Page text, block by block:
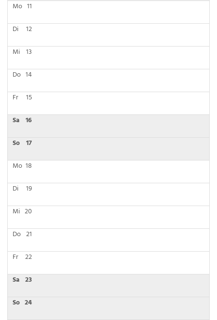
Mo 11
Di 12
Mi 13
Do 14
Fr 15
Sa 16
So 17
Mo 18
Di 19
Mi 20
Do 21
Fr 22
Sa 23
So 24